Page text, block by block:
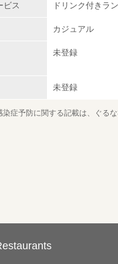
ビス ドリンク付きラ
カジュアル
未登録
未登録
症予防に関する記載は、ぐる